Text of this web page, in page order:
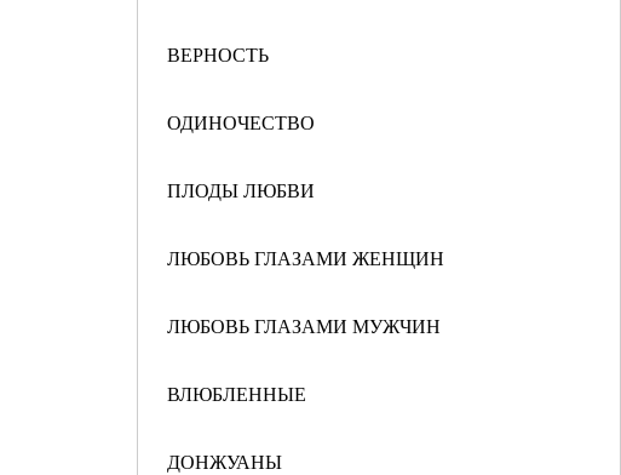
ВЕРНОСТЬ
ОДИНОЧЕСТВО
ПЛОДЫ ЛЮБВИ
ЛЮБОВЬ ГЛАЗАМИ ЖЕНЩИН
ЛЮБОВЬ ГЛАЗАМИ МУЖЧИН
ВЛЮБЛЕННЫЕ
ДОНЖУАНЫ